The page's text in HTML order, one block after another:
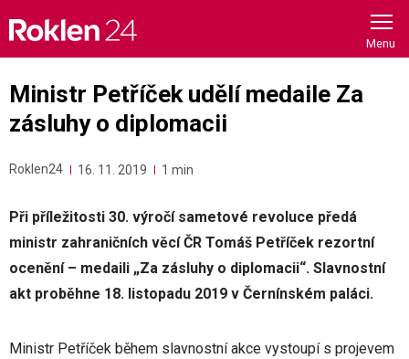
content
Ministr Petříček udělí medaile Za
zásluhy o diplomacii
Roklen24 16. 11. 2019 1 min
Při příležitosti 30. výročí sametové revoluce předá
ministr zahraničních věcí ČR Tomáš Petříček rezortní
ocenění – medaili „Za zásluhy o diplomacii“. Slavnostní
akt proběhne 18. listopadu 2019 v Černínském paláci.
Ministr Petříček během slavnostní akce vystoupí s projevem